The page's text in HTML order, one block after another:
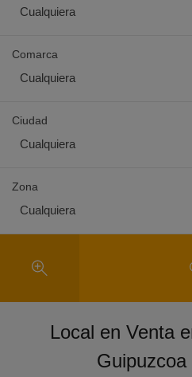
Cualquiera
Comarca
Cualquiera
Ciudad
Cualquiera
Zona
Cualquiera
Local en Venta
Guipuzcoa